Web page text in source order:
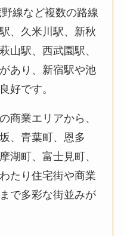
線など複数の路線
、久米川駅、新秋
山駅、西武園駅、
あり、新宿駅や池
好です。
商業エリアから、
、青葉町、恩多
湖町、富士見町、
たり住宅街や商業
で多彩な街並みが